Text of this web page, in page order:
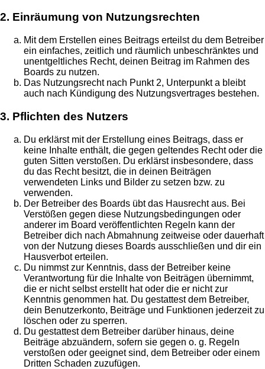
2. Einräumung von Nutzungsrechten
Mit dem Erstellen eines Beitrags erteilst du dem Betreiber
ein einfaches, zeitlich und räumlich unbeschränktes und
unentgeltliches Recht, deinen Beitrag im Rahmen des
Boards zu nutzen.
Das Nutzungsrecht nach Punkt 2, Unterpunkt a bleibt
auch nach Kündigung des Nutzungsvertrages bestehen.
3. Pflichten des Nutzers
Du erklärst mit der Erstellung eines Beitrags, dass er
keine Inhalte enthält, die gegen geltendes Recht oder die
guten Sitten verstoßen. Du erklärst insbesondere, dass
du das Recht besitzt, die in deinen Beiträgen
verwendeten Links und Bilder zu setzen bzw. zu
verwenden.
Der Betreiber des Boards übt das Hausrecht aus. Bei
Verstößen gegen diese Nutzungsbedingungen oder
anderer im Board veröffentlichten Regeln kann der
Betreiber dich nach Abmahnung zeitweise oder dauerhaft
von der Nutzung dieses Boards ausschließen und dir ein
Hausverbot erteilen.
Du nimmst zur Kenntnis, dass der Betreiber keine
Verantwortung für die Inhalte von Beiträgen übernimmt,
die er nicht selbst erstellt hat oder die er nicht zur
Kenntnis genommen hat. Du gestattest dem Betreiber,
dein Benutzerkonto, Beiträge und Funktionen jederzeit zu
löschen oder zu sperren.
Du gestattest dem Betreiber darüber hinaus, deine
Beiträge abzuändern, sofern sie gegen o. g. Regeln
verstoßen oder geeignet sind, dem Betreiber oder einem
Dritten Schaden zuzufügen.